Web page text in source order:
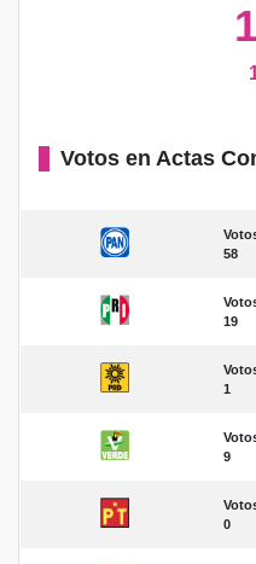
Votos en Actas
58
19
1
9
0